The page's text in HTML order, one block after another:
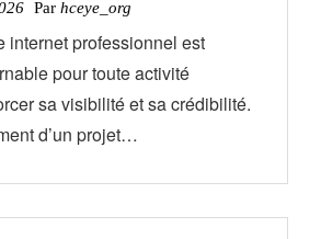
Par hceye_org
internet professionnel est
pour toute activité
sa visibilité et sa crédibilité.
d’un projet…